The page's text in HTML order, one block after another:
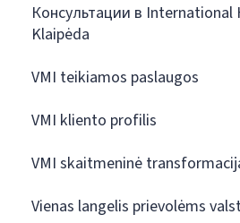
Консультации в International
Klaipėda
VMI teikiamos paslaugos
VMI kliento profilis
VMI skaitmeninė
Vienas langelis prievolėms